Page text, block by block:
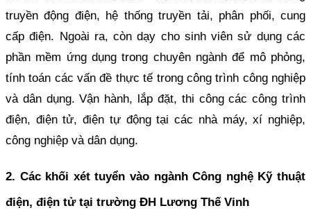
truyền động điện, hệ thống truyền tải, phân phối, cung
cấp điện. Ngoài ra, còn dạy cho sinh viên sử dụng các
phần mềm ứng dụng trong chuyên ngành để mô phỏng,
tính toán các vấn đề thực tế trong công trình công nghiệp
và dân dụng. Vận hành, lắp đặt, thi công các công trình
điện, điện tử, điện tự động tại các nhà máy, xí nghiệp,
công nghiệp và dân dụng.
2. Các khối xét tuyển vào ngành Công nghệ Kỹ thuật
điện, điện tử tại trường ĐH Lương Thế Vinh